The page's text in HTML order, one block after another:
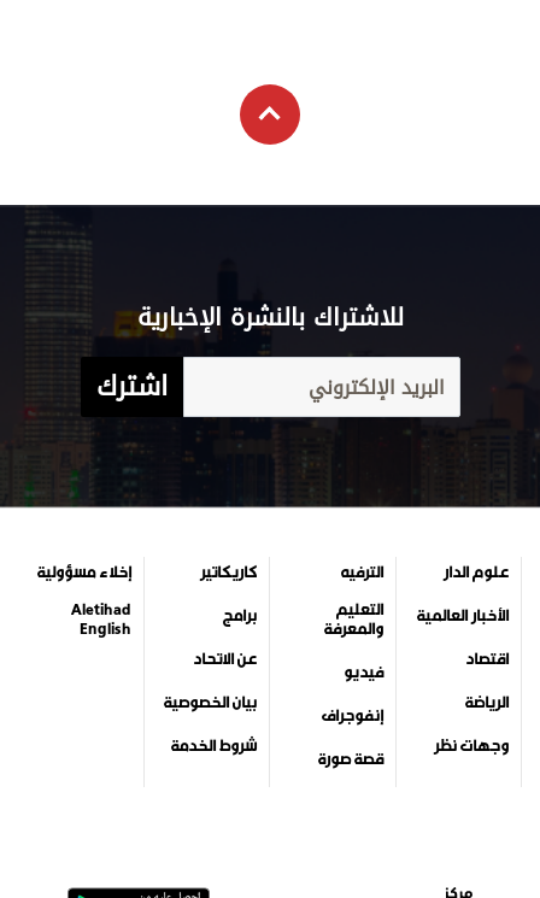
للاشتراك بالنشرة الإخبارية
اشترك
علوم الدار
الأخبار العالمية
اقتصاد
الرياضة
وجهات نظر
الترفيه
التعليم
والمعرفة
فيديو
إنفوجراف
قصة صورة
كاريكاتير
برامج
عن الاتحاد
بيان الخصوصية
شروط الخدمة
إخلاء مسؤولية
Aletihad
English